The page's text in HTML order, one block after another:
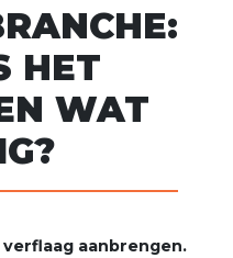
HET
WAT
aanbrengen.